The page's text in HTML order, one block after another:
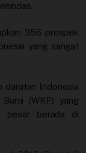
356 prospek
yang sangat
daratan Indonesia
(WKP) yang
besar berada di